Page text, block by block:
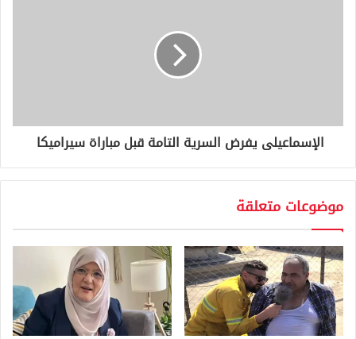
الإسماعيلى يفرض السرية التامة قبل مباراة سيراميكا
موضوعات متعلقة